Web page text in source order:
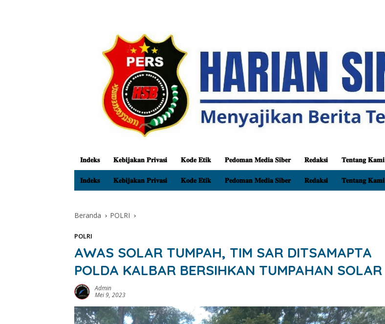
𝐈𝐧𝐝𝐞𝐤𝐬 𝐊𝐞𝐛𝐢𝐣𝐚𝐤𝐚𝐧 𝐏𝐫𝐢𝐯𝐚𝐬𝐢 𝐊𝐨𝐝𝐞 𝐄𝐭𝐢𝐤 𝐏𝐞𝐝𝐨𝐦𝐚𝐧 𝐌𝐞𝐝𝐢𝐚 𝐒𝐢𝐛𝐞𝐫 𝐑𝐞𝐝𝐚𝐤𝐬𝐢 𝐓𝐞𝐧𝐭𝐚𝐧𝐠 𝐊𝐚𝐦𝐢
𝐈𝐧𝐝𝐞𝐤𝐬 𝐊𝐞𝐛𝐢𝐣𝐚𝐤𝐚𝐧 𝐏𝐫𝐢𝐯𝐚𝐬𝐢 𝐊𝐨𝐝𝐞 𝐄𝐭𝐢𝐤 𝐏𝐞𝐝𝐨𝐦𝐚𝐧 𝐌𝐞𝐝𝐢𝐚 𝐒𝐢𝐛𝐞𝐫 𝐑𝐞𝐝𝐚𝐤𝐬𝐢 𝐓𝐞𝐧𝐭𝐚𝐧𝐠 𝐊𝐚𝐦𝐢
Beranda POLRI
POLRI
AWAS SOLAR TUMPAH, TIM SAR DITSAMAPTA
POLDA KALBAR BERSIHKAN TUMPAHAN SOLAR
Admin
Mei 9, 2023